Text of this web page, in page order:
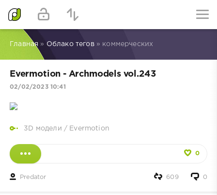
Главная » Облако тегов» коммерческих
Evermotion - Archmodels vol.243
02/02/2023 10:41
3D модели / Evermotion
0
Predator 0
609